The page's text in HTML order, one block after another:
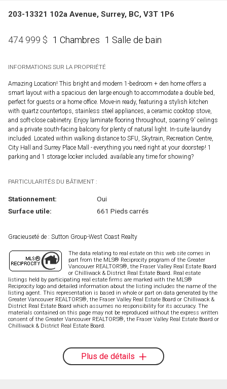
203-13321 102a Avenue, Surrey, BC, V3T 1P6
474 999 $ 1 Chambres 1 Salle de bain
INFORMATIONS SUR LA PROPRIÉTÉ
Amazing Location! This bright and modern 1-bedroom + den home offers a
smart layout with a spacious den large enough to accommodate a double bed,
perfect for guests or a home office. Move-in ready, featuring a stylish kitchen
with quartz countertops, stainless steel appliances, a ceramic cooktop stove,
and soft-close cabinetry. Enjoy laminate flooring throughout, soaring 9' ceilings
and a private south-facing balcony for plenty of natural light. In-suite laundry
included. Located within walking distance to SFU, Skytrain, Recreation Centre,
City Hall and Surrey Place Mall - everything you need right at your doorstep! 1
parking and 1 storage locker included. available any time for showing?
PARTICULARITÉS DU BÂTIMENT :
Stationnement:
Oui
Surface utile:
661 Pieds carrés
Gracieuseté de : Sutton Group-West Coast Realty
The data relating to real estate on this web site comes in
part from the MLS® Reciprocity program of the Greater
Vancouver REALTORS®, the Fraser Valley Real Estate Board
or Chilliwack & District Real Estate Board. Real estate
listings held by participating real estate firms are marked with the MLS®
Reciprocity logo and detailed information about the listing includes the name of the
listing agent. This representation is based in whole or part on data generated by the
Greater Vancouver REALTORS®, the Fraser Valley Real Estate Board or Chilliwack &
District Real Estate Board which assumes no responsibility for its accuracy. The
materials contained on this page may not be reproduced without the express written
consent of the Greater Vancouver REALTORS®, the Fraser Valley Real Estate Board or
Chilliwack & District Real Estate Board.
Plus de détails